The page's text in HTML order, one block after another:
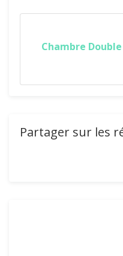
Chambre Double
Partager sur les